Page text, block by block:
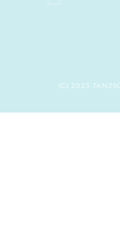
(C) 2025